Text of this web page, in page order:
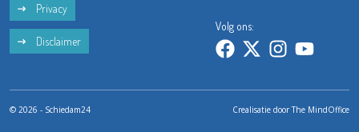
Privacy
Disclaimer
Volg ons:
© 2026 - Schiedam24 Crealisatie doorThe MindOffice